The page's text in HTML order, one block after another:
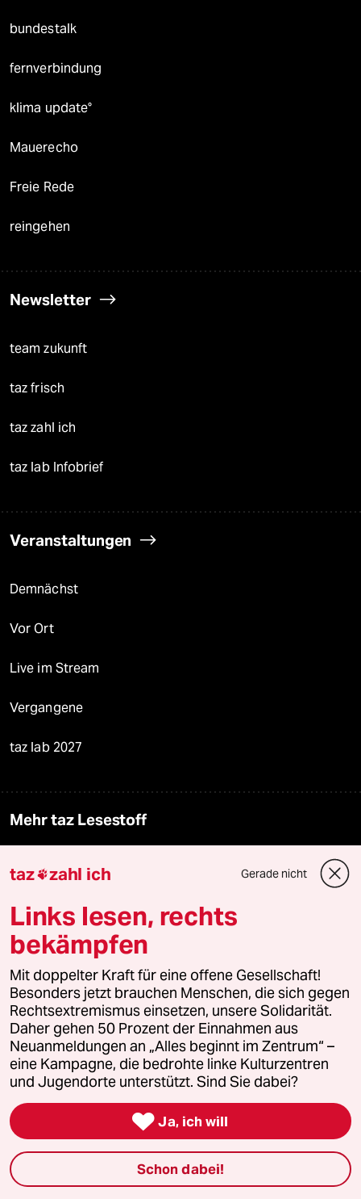
bundestalk
fernverbindung
klima update°
Mauerecho
Freie Rede
reingehen
Newsletter
team zukunft
taz frisch
taz zahl ich
taz lab Infobrief
Veranstaltungen
Demnächst
Vor Ort
Live im Stream
Vergangene
taz lab 2027
Mehr taz Lesestoff
taz Blogs
taz FUTURZWEI
Le Monde diplomatique
taz Archiv
Mehr taz Angebote
Reisen
Kantine
taz zahl ich Gerade nicht
Links lesen, rechts
bekämpfen
Mit doppelter Kraft für eine offene Gesellschaft!
Besonders jetzt brauchen Menschen, die sich gegen
Rechtsextremismus einsetzen, unsere Solidarität.
Daher gehen 50 Prozent der Einnahmen aus
Neuanmeldungen an „Alles beginnt im Zentrum“ –
eine Kampagne, die bedrohte linke Kulturzentren
und Jugendorte unterstützt. Sind Sie dabei?
 Ja, ich will
Schon dabei!